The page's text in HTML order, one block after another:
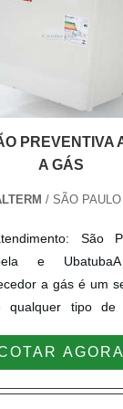
PREVENTIVA
A GÁS
/ SÃO
São
e UbatubaA
a gás é um
tipo de
desempenhar
dessa amplitude
AGORA